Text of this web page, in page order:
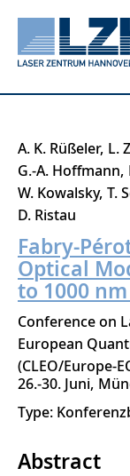
Direkt
zum
Inhalt
A. K. Rüßeler L.
G.-A. Hoffmann
W. Kowalsky T.
D. Ristau
Fabry-
Optical
to 1000
Conference on
European
(CLEO/Europe-
26.-30. Juni
Type:
Abstract